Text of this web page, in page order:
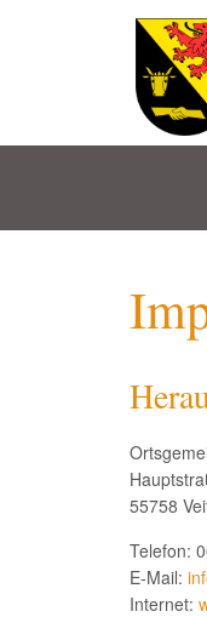
55758
Telefon:
E-Mail:
Internet: